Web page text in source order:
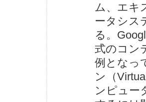
ム、エキ
ータシス
る。
式のコン
例となっ
ン（
ンピュー